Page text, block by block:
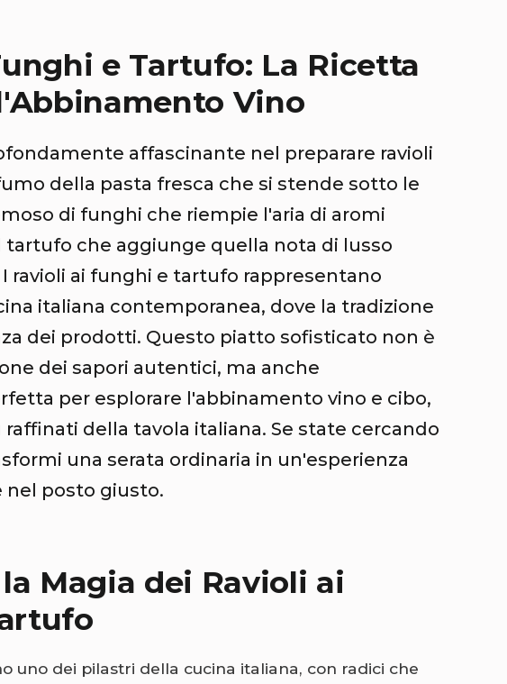
e Tartufo: La Ricetta
Vino
affascinante nel preparare ravioli
della pasta fresca che si stende sotto le
di funghi che riempie l'aria di aromi
tartufo che aggiunge quella nota di lusso
ravioli ai funghi e tartufo rappresentano
italiana contemporanea, dove la tradizione
dei prodotti. Questo piatto sofisticato non è
dei sapori autentici, ma anche
per esplorare l'abbinamento vino e cibo,
della tavola italiana. Se state cercando
una serata ordinaria in un'esperienza
nel posto giusto.
Magia dei Ravioli ai
uno dei pilastri della cucina italiana, con radici che